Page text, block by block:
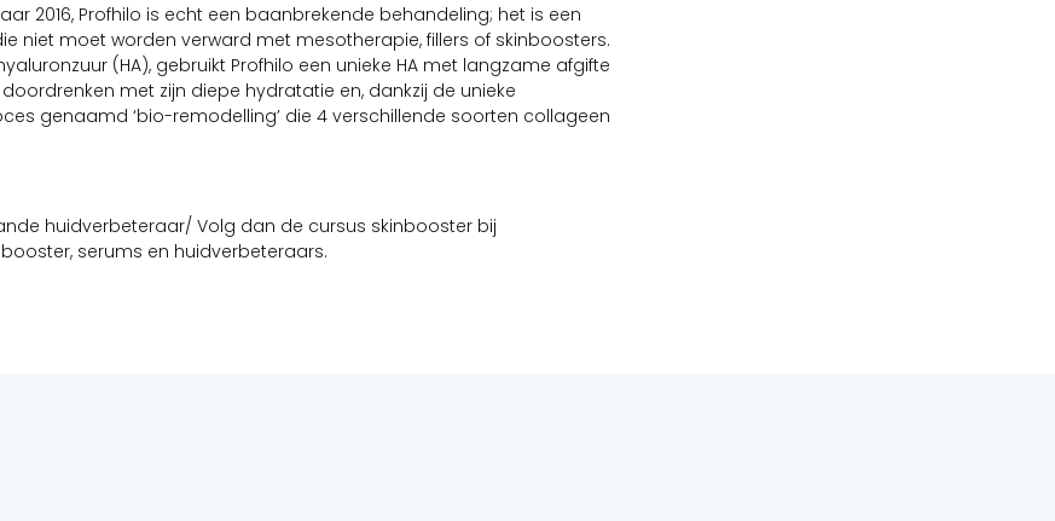
2016, Profhilo is echt een baanbrekende behandeling; het is een
niet moet worden verward met mesotherapie, fillers of skinboosters.
(HA), gebruikt Profhilo een unieke HA met langzame afgifte
met zijn diepe hydratatie en, dankzij de unieke
genaamd ‘bio-remodelling’ die 4 verschillende soorten collageen
huidverbeteraar/ Volg dan de cursus skinbooster bij
serums en huidverbeteraars.